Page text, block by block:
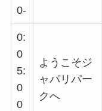
0-
0:
0
5:
0
0
ようこそジ
ャパリパー
クへ